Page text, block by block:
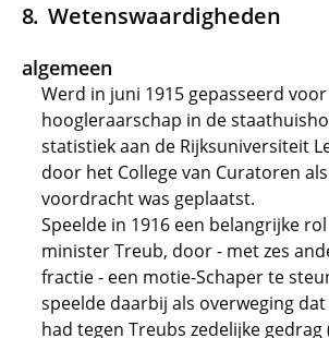
Wetenswaardigheden
algemeen
Werd in juni 1915 gepasseerd
hoogleraarschap in de
statistiek aan de Rijksuniversiteit
door het College van Curatoren
voordracht was geplaatst.
Speelde in 1916 een belangrijke
minister Treub, door - met zes
fractie - een motie-Schaper te
speelde daarbij als overweging
had tegen Treubs zedelijke